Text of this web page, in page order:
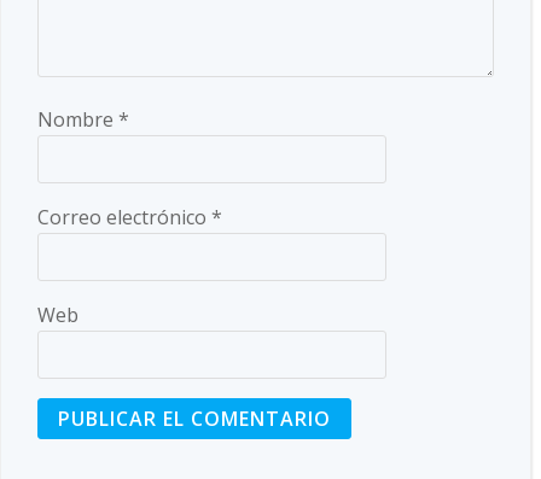
Nombre *
Correo electrónico *
Web